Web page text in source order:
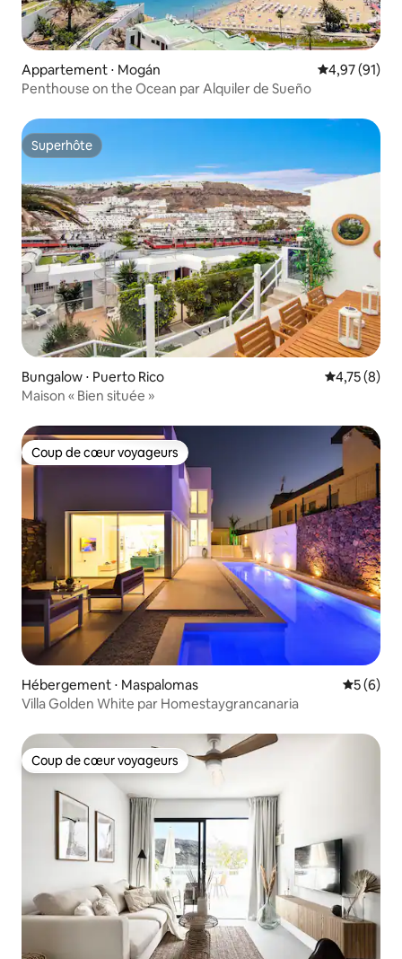
Appartement ⋅ Mogán Évaluation
4,97 (91)
Penthouse on the Ocean par Alquiler de Sueño
Superhôte
Superhôte
Bungalow ⋅ Puerto Rico Évaluation
4,75 (8)
Maison « Bien située »
Coup de cœur voyageurs
Coup de cœur voyageurs
Hébergement ⋅ Maspalomas
5 (6)
Villa Golden White par Homestaygrancanaria
Coup de cœur voyageurs
Coup de cœur voyageurs